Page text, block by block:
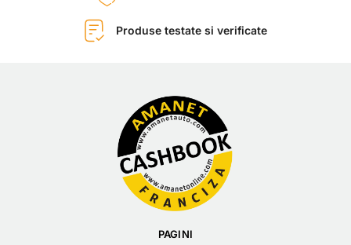
Produse testate si verificate
PAGINI